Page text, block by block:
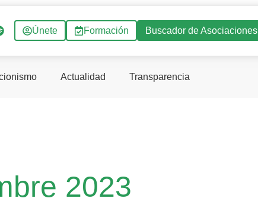
Únete Formación Buscador de Asociaciones
Actualidad Transparencia
2023